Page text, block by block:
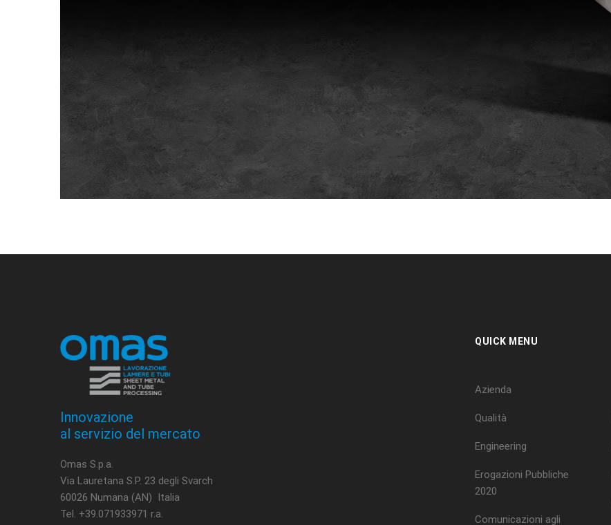
Innovazione
al servizio del mercato
Omas S.p.a.
Via Lauretana S.P. 23 degli Svarch
60026 Numana (AN) Italia
Tel. +39.071933971 r.a.
QUICK MENU
Azienda
Qualità
Engineering
Erogazioni Pubbliche
2020
Comunicazioni agli